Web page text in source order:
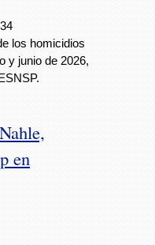
los homicidios
y junio de 2026,
en